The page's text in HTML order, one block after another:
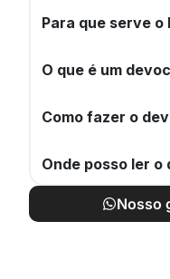
Para que serve o
O que é um
Como fazer o
Onde posso ler o
Nosso